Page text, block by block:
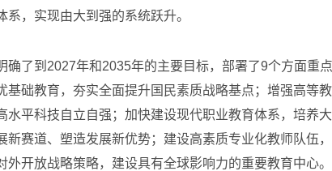
系，实现由大到强的系统跃升。
了到2027年和2035年的主要目标，部署了9个方面重
基础教育，夯实全面提升国民素质战略基点；增强高等
水平科技自立自强；加快建设现代职业教育体系，培养
新赛道、塑造发展新优势；建设高素质专业化教师队伍
外开放战略策略，建设具有全球影响力的重要教育中心。